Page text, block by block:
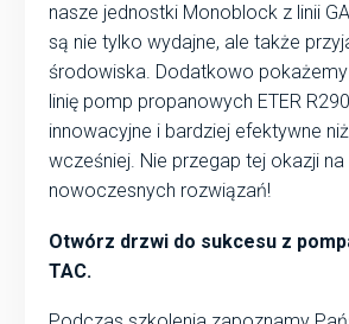
nasze jednostki Monoblock z linii
są nie tylko wydajne, ale także
środowiska. Dodatkowo
linię pomp propanowych ETER
innowacyjne i bardziej efektywne
wcześniej. Nie przegap tej okazji
nowoczesnych rozwiązań!
Otwórz drzwi do sukcesu z
TAC.